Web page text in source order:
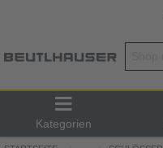
Kategorien